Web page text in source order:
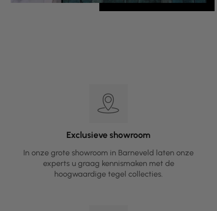
Exclusieve showroom
In onze grote showroom in Barneveld laten onze
experts u graag kennismaken met de
hoogwaardige tegel collecties.